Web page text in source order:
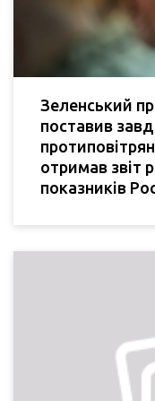
Зеленський
поставив
отримав звіт
показників